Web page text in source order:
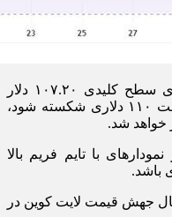
از نظر تکنیکال، لایت‌کوین اکنون بالای سطح کلیدی ۱۰۷.۲۰ دلار
معامله می‌شود. در صورتی که مقاومت ۱۱۰ دلاری شکسته شود،
با تایم فریم بالا
باشد.
جهش قیمت لایت کوین در